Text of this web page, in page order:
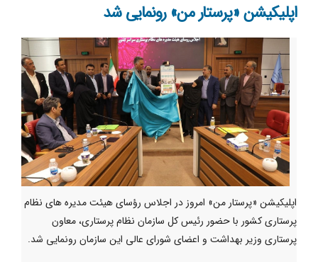
اپلیکیشن «پرستار من» رونمایی شد
اپلیکیشن «پرستار من» امروز در اجلاس رؤسای هیئت مدیره های نظام
پرستاری کشور با حضور رئیس کل سازمان نظام پرستاری، معاون
پرستاری وزیر بهداشت و اعضای شورای عالی این سازمان رونمایی شد.